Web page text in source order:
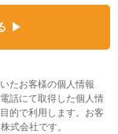
たお客様の個人情報
話にて取得した個人情
的で利用します。お客
式会社です。